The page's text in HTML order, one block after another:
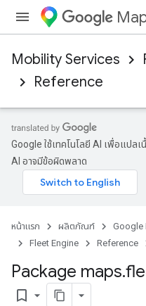
Mobility Services
Reference
Google ใช้เทคโนโลยี AI เพื่อแปล
AI อาจมีข้อผิดพลาด
หน้าแรก ผลิตภัณฑ์ Google
Fleet Engine
Reference
Package maps.
bookmark_border